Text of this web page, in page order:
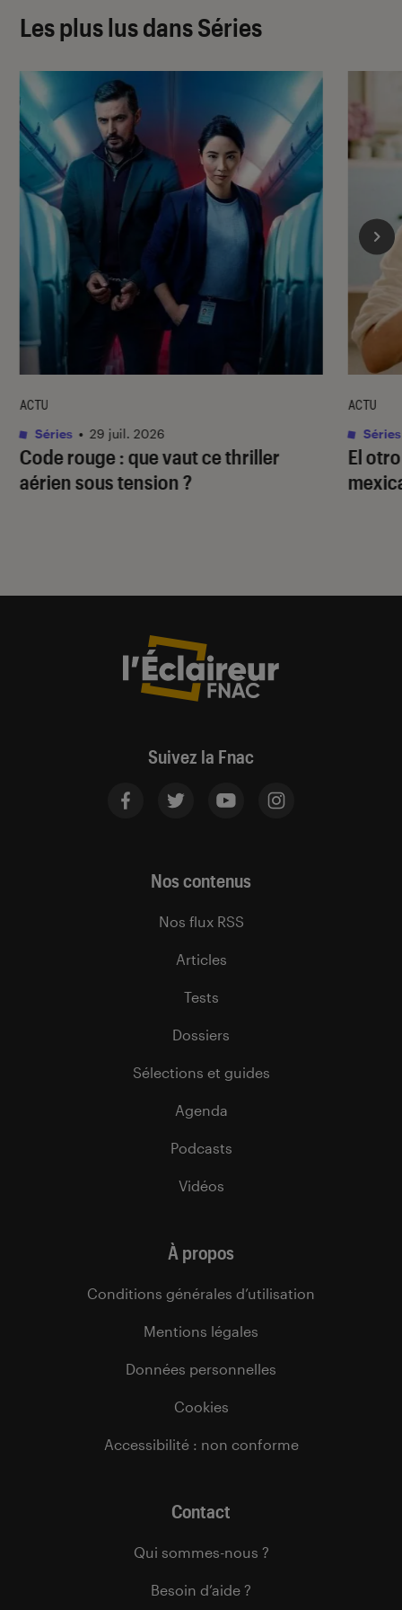
Les plus lus dans Séries
Code rouge: que vaut ce thriller
aérien sous tension ?
ACTU
Séries • 29 juil. 2026
El
ACTU
Séries
Suivez la Fnac
Nos contenus
Nos flux RSS
Articles
Tests
Dossiers
Sélections et guides
Agenda
Podcasts
Vidéos
À propos
Conditions générales d’utilisation
Mentions légales
Données personnelles
Cookies
Accessibilité : non conforme
Contact
Qui sommes-nous ?
Besoin d’aide ?